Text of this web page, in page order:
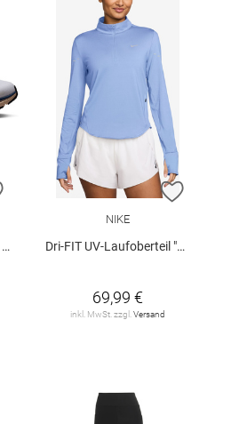
ZUR WUNSCHLISTE HINZUFÜGEN
ZUR
NIKE
Dri-FIT UV-Laufoberteil "Nike Swift" mit Viertelreißverschluss
69,99 €
inkl. MwSt. zzgl. Versand